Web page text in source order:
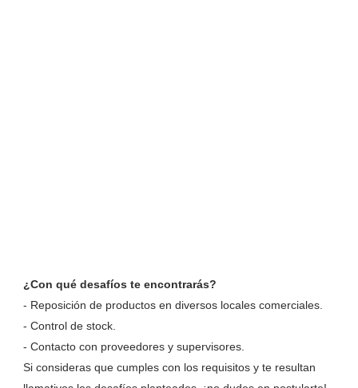
¿Con qué desafíos te encontrarás?
- Reposición de productos en diversos locales comerciales.
- Control de stock.
- Contacto con proveedores y supervisores.
Si consideras que cumples con los requisitos y te resultan